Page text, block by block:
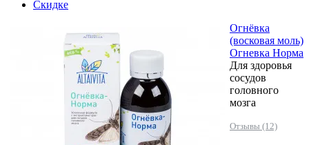
Скидке
Огнёвка
(восковая моль)
Огневка Норма
Для здоровья
сосудов
головного
мозга
Отзывы (12)